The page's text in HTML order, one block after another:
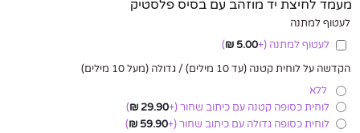
מעמד לחיצת יד מוזהב עם בסיס פלסטיק
לעטוף למתנה
לעטוף למתנה (+
5.00
₪
)
הקדשה על לוחית קטנה (עד 10 מילים) / גדולה (מעל 10 מילים)
ללא
לוחית כסופה קטנה עם כיתוב שחור(+
29.90
₪
)
לוחית כסופה גדולה עם כיתוב שחור(+
59.90
₪
)